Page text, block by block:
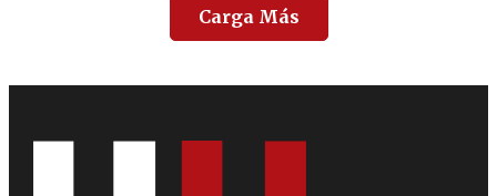
Carga Más